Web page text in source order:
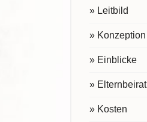
» Leitbild
» Konzeption
» Einblicke
» Elternbeirat
» Kosten